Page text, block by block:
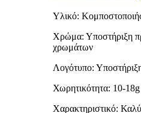
Υλικό:
Χρώμα: Υποστήριξη
χρωμάτων
Λογότυπο:
Χωρητικότητα: 10-
Χαρακτηριστικό: